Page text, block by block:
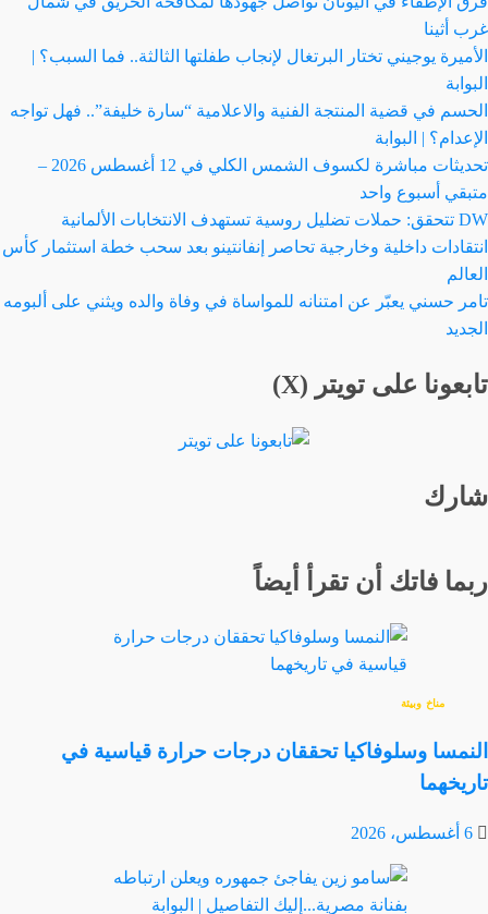
غرب أثينا
الأميرة يوجيني تختار البرتغال لإنجاب طفلتها الثالثة.. فما السبب؟ |
البوابة
الحسم في قضية المنتجة الفنية والاعلامية “سارة خليفة”.. فهل تواجه
الإعدام؟ | البوابة
تحديثات مباشرة لكسوف الشمس الكلي في 12 أغسطس 2026 –
متبقي أسبوع واحد
DW تتحقق: حملات تضليل روسية تستهدف الانتخابات الألمانية
انتقادات داخلية وخارجية تحاصر إنفانتينو بعد سحب خطة استثمار كأس
العالم
تامر حسني يعبّر عن امتنانه للمواساة في وفاة والده ويثني على ألبومه
الجديد
تابعونا على تويتر (X)
شارك
ربما فاتك أن تقرأ أيضاً
مناخ وبيئة
النمسا وسلوفاكيا تحققان درجات حرارة قياسية في
تاريخهما
6 أغسطس، 2026